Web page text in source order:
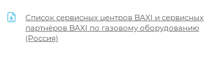
Список сервисных центров BAXI и сервисных
партнёров BAXI по газовому оборудованию
(Россия)